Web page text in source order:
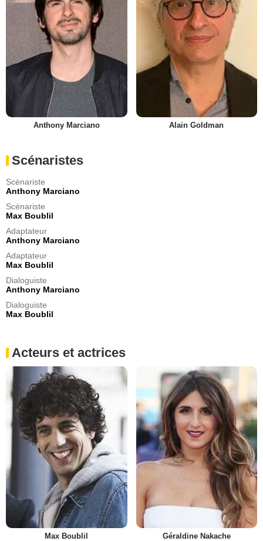
Anthony Marciano Alain Goldman
Scénaristes
Scénariste
Anthony Marciano
Scénariste
Max Boublil
Adaptateur
Anthony Marciano
Adaptateur
Max Boublil
Dialoguiste
Anthony Marciano
Dialoguiste
Max Boublil
Acteurs et actrices
Max Boublil Géraldine Nakache